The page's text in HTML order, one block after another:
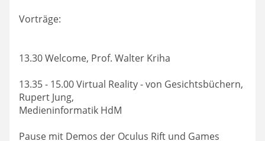
Vorträge:
13.30 Welcome, Prof. Walter Kriha
13.35 - 15.00 Virtual Reality - von Gesichtsbüchern,
Rupert Jung,
Medieninformatik HdM
Pause mit Demos der Oculus Rift und Games